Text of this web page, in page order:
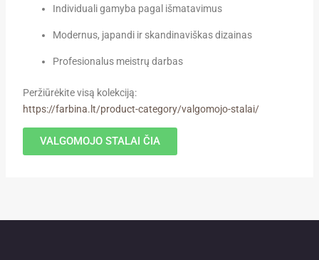
Individuali gamyba pagal išmatavimus
Modernus, japandi ir skandinaviškas dizainas
Profesionalus meistrų darbas
Peržiūrėkite visą kolekciją:
https://farbina.lt/product-category/valgomojo-stalai/
VALGOMOJO STALAI ČIA